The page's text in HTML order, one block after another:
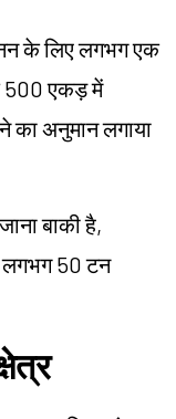
के लिए लगभग एक
500 एकड़ में
का अनुमान लगाया
बाकी है,
लगभग 50 टन